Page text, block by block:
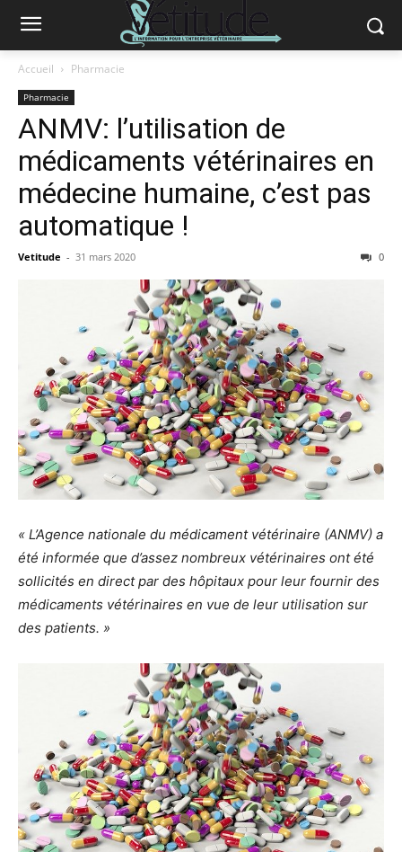
Accueil Pharmacie
Pharmacie
ANMV: l’utilisation de
médicaments vétérinaires en
médecine humaine, c’est pas
automatique !
Vetitude - 31 mars 2020 0
« L’Agence nationale du médicament vétérinaire (ANMV) a
été informée que d’assez nombreux vétérinaires ont été
sollicités en direct par des hôpitaux pour leur fournir des
médicaments vétérinaires en vue de leur utilisation sur
des patients. »